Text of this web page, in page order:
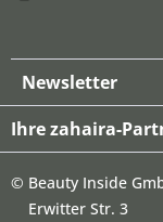
Newsletter
Ihre zahaira-
© Beauty Inside
Erwitter Str. 3